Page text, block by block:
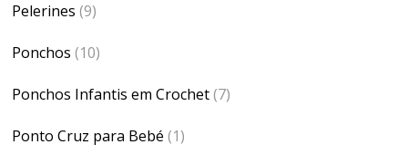
Pelerines (9)
Ponchos (10)
Ponchos Infantis em Crochet(7)
Ponto Cruz para Bebé (1)